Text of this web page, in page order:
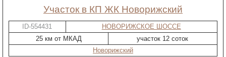
участок в КП ЖК Новорижский
ID-554431
НОВОРИЖСКОЕ ШОССЕ
25 км от МКАД
участок 12 соток
Новорижский